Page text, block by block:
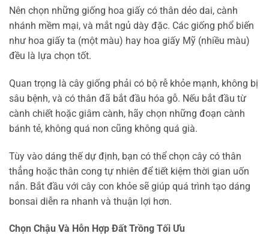
Nên chọn những giống hoa giấy có thân dẻo dai, cành
nhánh mềm mại, và mắt ngủ dày đặc. Các giống phổ biến
như hoa giấy ta (một màu) hay hoa giấy Mỹ (nhiều màu)
đều là lựa chọn tốt.
Quan trọng là cây giống phải có bộ rễ khỏe mạnh, không bị
sâu bệnh, và có thân đã bắt đầu hóa gỗ. Nếu bắt đầu từ
cành chiết hoặc giâm cành, hãy chọn những đoạn cành
bánh tẻ, không quá non cũng không quá già.
Tùy vào dáng thế dự định, bạn có thể chọn cây có thân
thẳng hoặc thân cong tự nhiên để tiết kiệm thời gian uốn
nắn. Bắt đầu với cây con khỏe sẽ giúp quá trình tạo dáng
bonsai diễn ra nhanh và thuận lợi hơn.
Chọn Chậu Và Hỗn Hợp Đất Trồng Tối Ưu